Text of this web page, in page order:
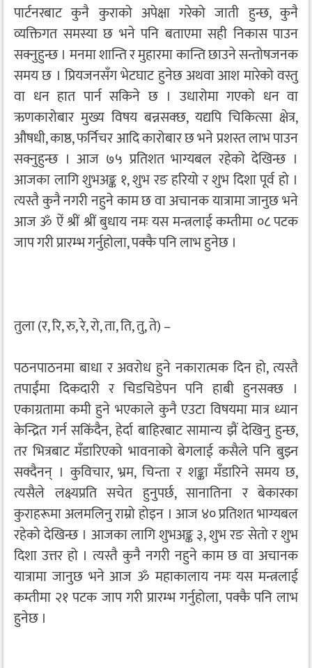
पार्टनरबाट कुनै कुराको अपेक्षा गरेको जाती हुन्छ, कुनै
व्यक्तिगत समस्या छ भने पनि बताएमा सही निकास पाउन
सक्नुहुन्छ । मनमा शान्ति र मुहारमा कान्ति छाउने सन्तोषजनक
समय छ । प्रियजनसँग भेटघाट हुनेछ अथवा आश मारेको वस्तु
वा धन हात पार्न सकिने छ । उधारोमा गएको धन वा
ऋणकारोबार मुख्य विषय बन्नसक्छ, यद्यपि चिकित्सा क्षेत्र,
औषधी, काष्ठ, फर्निचर आदि कारोबार छ भने प्रशस्त लाभ पाउन
सक्नुहुन्छ । आज ७५ प्रतिशत भाग्यबल रहेको देखिन्छ ।
आजका लागि शुभअङ्क १, शुभ रङ हरियो र शुभ दिशा पूर्व हो ।
त्यस्तै कुनै नगरी नहुने काम छ वा अचानक यात्रामा जानुछ भने
आज ॐ ऐं श्रीं श्रीं बुधाय नमः यस मन्त्रलाई कम्तीमा ०८ पटक
जाप गरी प्रारम्भ गर्नुहोला, पक्कै पनि लाभ हुनेछ ।
तुला (र, रि, रु, रे, रो, ता, ति, तु, ते) –
पठनपाठनमा बाधा र अवरोध हुने नकारात्मक दिन हो, त्यस्तै
तपाईंमा दिकदारी र चिडचिडेपन पनि हाबी हुनसक्छ ।
एकाग्रतामा कमी हुने भएकाले कुनै एउटा विषयमा मात्र ध्यान
केन्द्रित गर्न सकिंदैन, हेर्दा बाहिरबाट सामान्य झैं देखिनु हुन्छ,
तर भित्रबाट मँडारिएको भावनाको बेगलाई कसैले पनि बुझ्न
सक्दैनन् । कुविचार, भ्रम, चिन्ता र शङ्का मँडारिने समय छ,
त्यसैले लक्ष्यप्रति सचेत हुनुपर्छ, सानातिना र बेकारका
कुराहरूमा अलमलिनु राम्रो होइन । आज ४० प्रतिशत भाग्यबल
रहेको देखिन्छ । आजका लागि शुभअङ्क ३, शुभ रङ सेतो र शुभ
दिशा उत्तर हो । त्यस्तै कुनै नगरी नहुने काम छ वा अचानक
यात्रामा जानुछ भने आज ॐ महाकालाय नमः यस मन्त्रलाई
कम्तीमा २१ पटक जाप गरी प्रारम्भ गर्नुहोला, पक्कै पनि लाभ
हुनेछ ।